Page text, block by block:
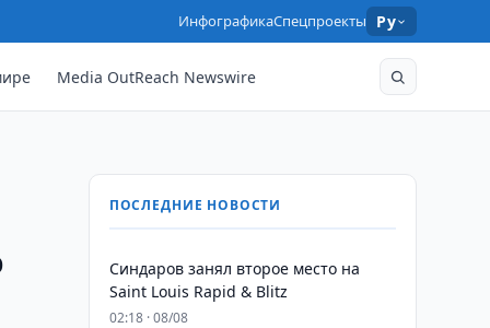
ИнфографикаСпецпроекты Ру
Media OutReach Newswire
ПОСЛЕДНИЕ НОВОСТИ
Синдаров занял второе место на
Saint Louis Rapid & Blitz
02:18 · 08/08